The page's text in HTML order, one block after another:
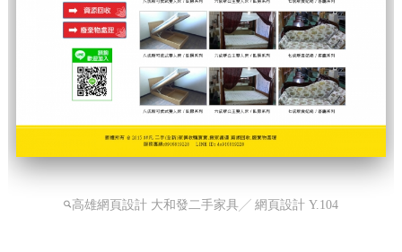
高雄網頁設計 大和發二手家具╱ 網頁設計 Y.104